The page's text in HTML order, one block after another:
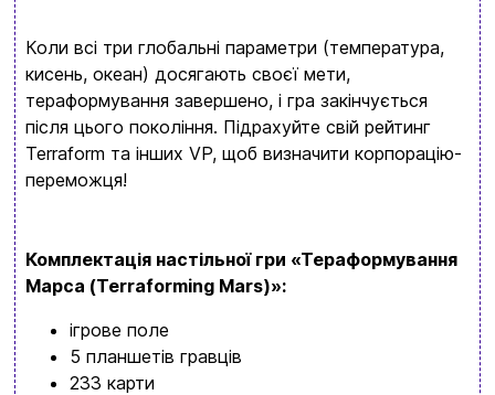
Коли всі три глобальні параметри (температура,
кисень, океан) досягають своєї мети,
тераформування завершено, і гра закінчується
після цього покоління. Підрахуйте свій рейтинг
Terraform та інших VP, щоб визначити корпорацію-
переможця!
Комплектація настільної гри «Тераформування
Марса (Terraforming Mars)»:
ігрове поле
5 планшетів гравців
233 карти